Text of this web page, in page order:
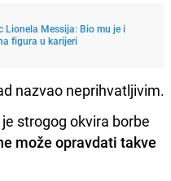
Lionela Messija: Bio mu je i
figura u karijeri
nazvao neprihvatljivim.
strogog okvira borbe
može opravdati takve